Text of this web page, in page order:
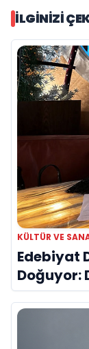
İLGINIZI
KÜLTÜR VE
Edebiyat
Doğuyor:
Evreni